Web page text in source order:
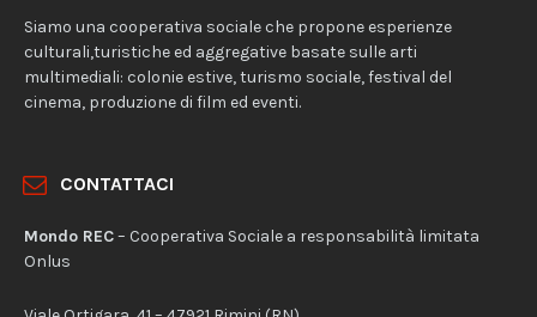
Siamo una cooperativa sociale che propone esperienze
culturali,turistiche ed aggregative basate sulle arti
multimediali: colonie estive, turismo sociale, festival del
cinema, produzione di film ed eventi.
CONTATTACI
Mondo REC– Cooperativa Sociale a responsabilità limitata
Onlus